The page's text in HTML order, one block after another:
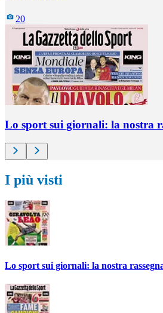
20
Lo sport sui giornali: la nostra
I più visti
Lo sport sui giornali: la nostra